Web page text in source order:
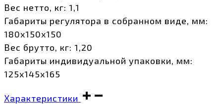
Вес нетто, кг: 1,1
Габариты регулятора в собранном виде, мм:
180х150х150
Вес брутто, кг: 1,20
Габариты индивидуальной упаковки, мм:
125х145х165
Характеристики